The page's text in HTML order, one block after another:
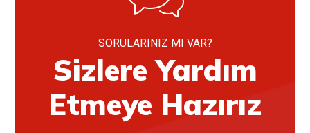
SORULARINIZ MI VAR?
Sizlere Yardım
Etmeye Hazırız